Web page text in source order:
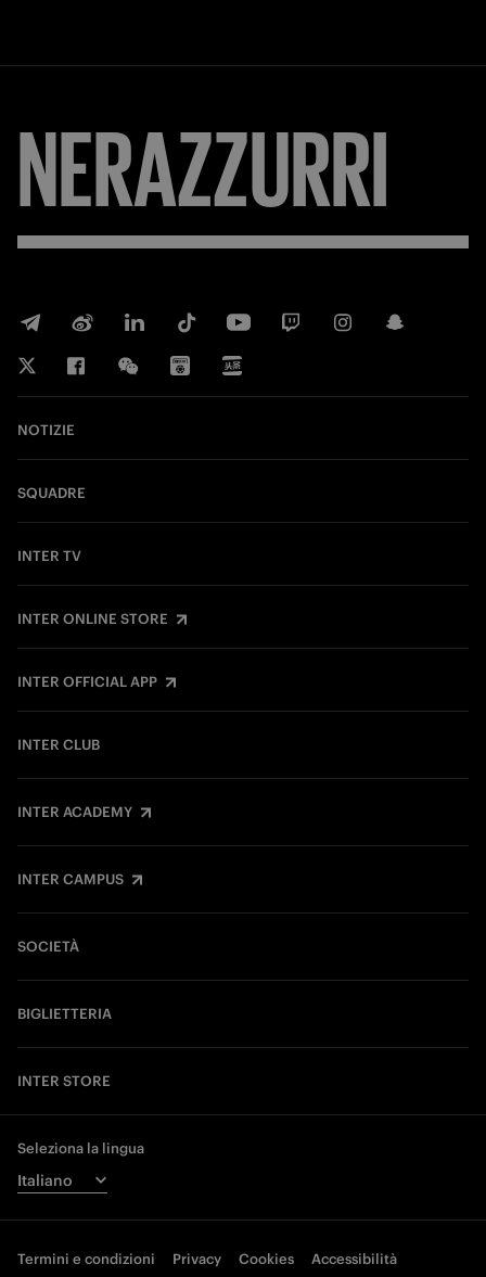
NERAZZURRI
NOTIZIE
SQUADRE
INTER TV
INTER ONLINE STORE
INTER OFFICIAL APP
INTER CLUB
INTER ACADEMY
INTER CAMPUS
SOCIETÀ
BIGLIETTERIA
INTER STORE
Seleziona la lingua
Termini e condizioni Privacy Cookies Accessibilità